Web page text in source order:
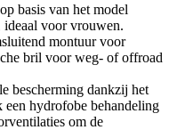
basis van het model
voor vrouwen.
montuur voor
bril voor weg- of offroad
bescherming dankzij het
hydrofobe behandeling
om de